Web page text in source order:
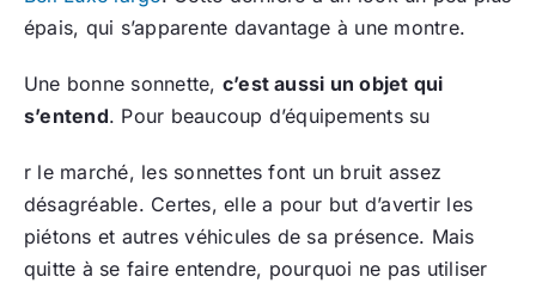
épais, qui s’apparente davantage à une montre.
Une bonne sonnette, c’est aussi un objet qui
s’entend. Pour beaucoup d’équipements su
r le marché, les sonnettes font un bruit assez
désagréable. Certes, elle a pour but d’avertir les
piétons et autres véhicules de sa présence. Mais
quitte à se faire entendre, pourquoi ne pas utiliser